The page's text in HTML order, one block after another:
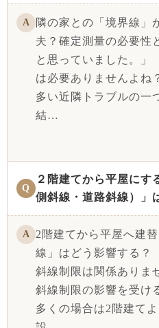
A
隣の家との「境界線」
夫？確定測量の必要性
と思っていました。」
は必要ありませんよね
多い近隣トラブルの一
結…
Q
２階建てから平屋にす
側斜線・道路斜線）」
A
2階建てから平屋へ建
線」はどう影響する？
斜線制限は関係ありま
斜線制限の影響を受け
多くの場合は2階建て